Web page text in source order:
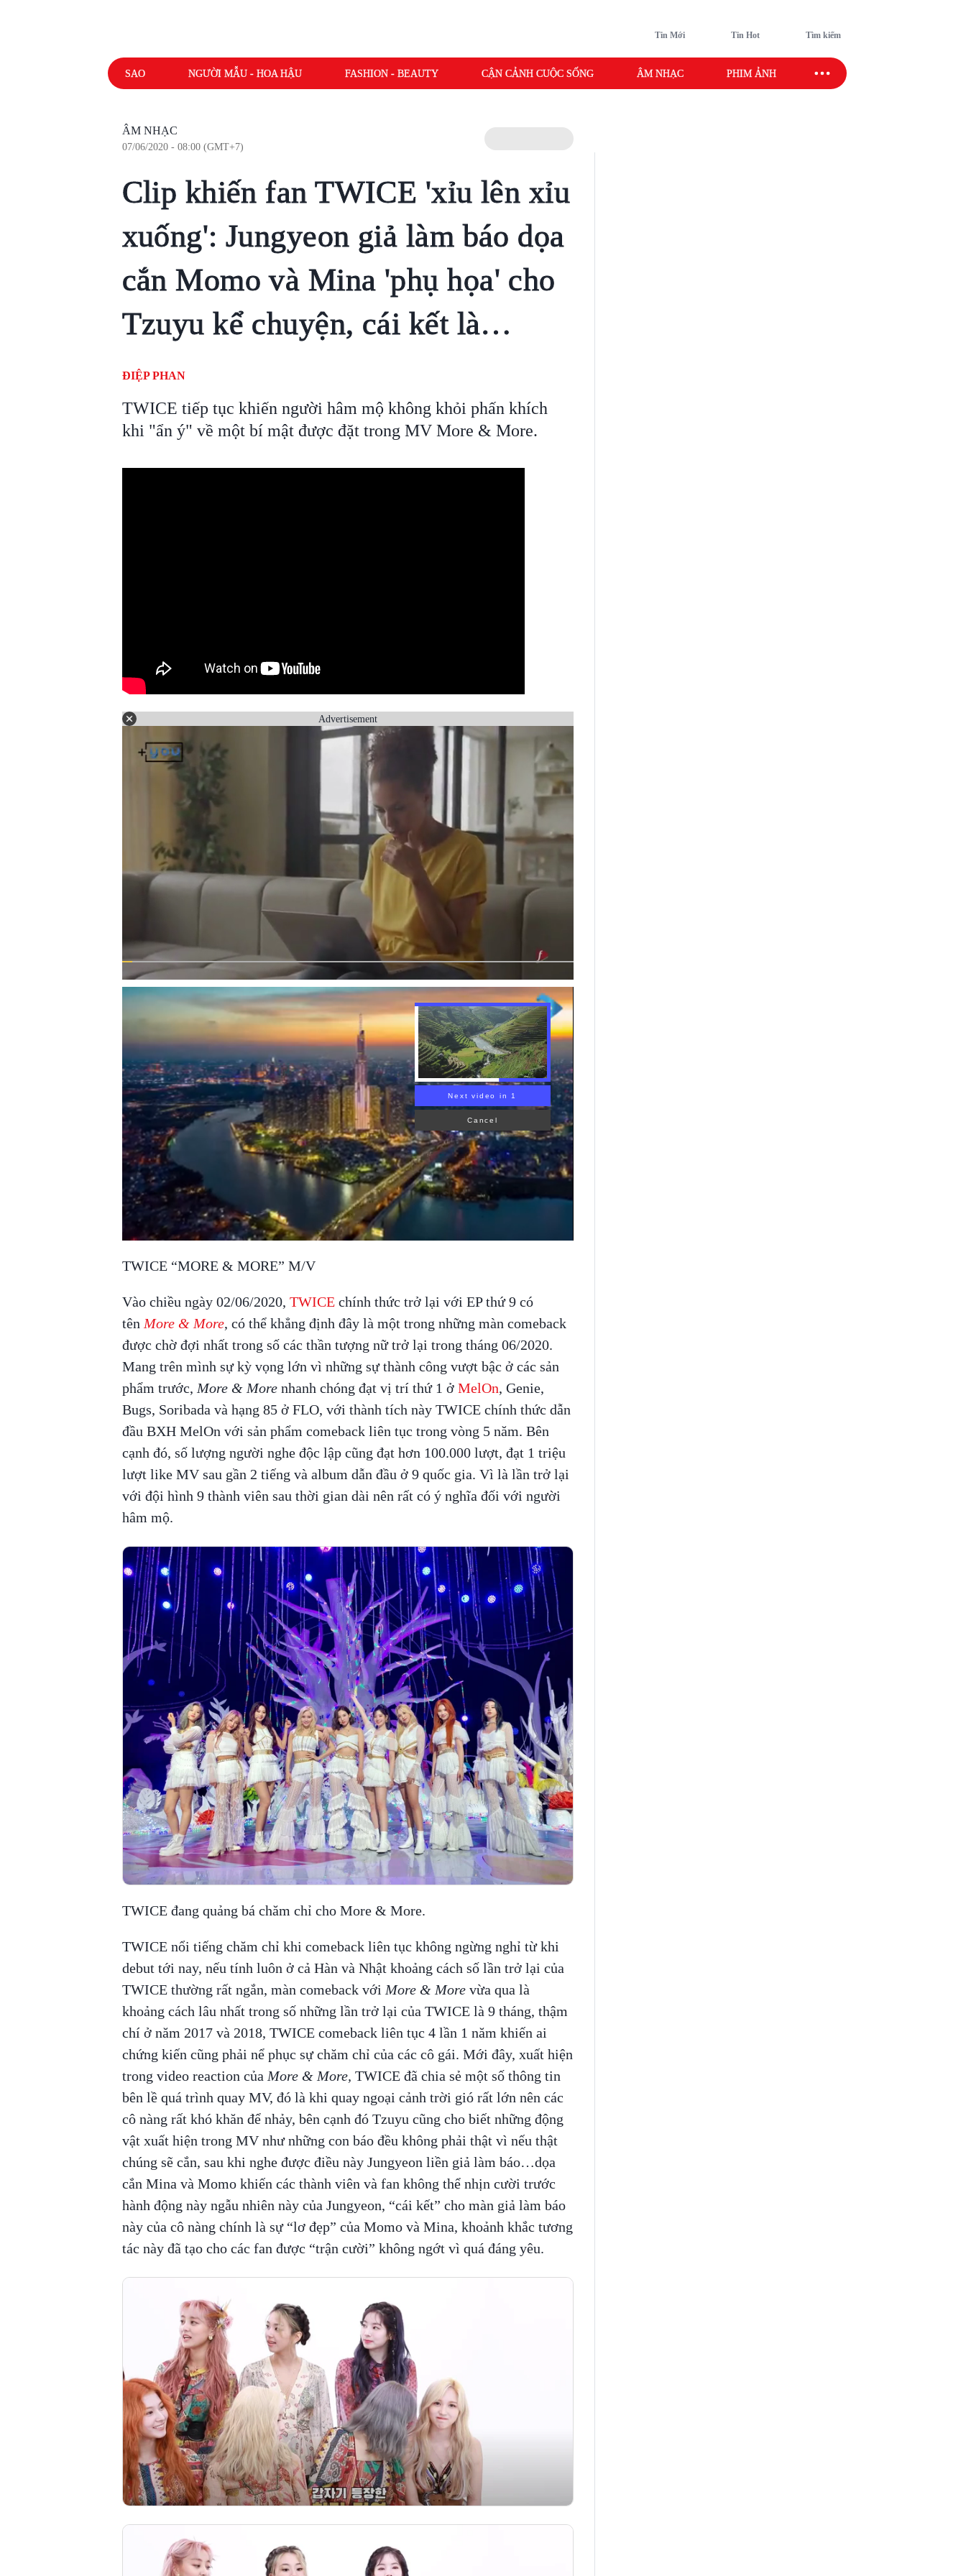
Tin Mới Tin Hot Tìm kiếm
SAO NGƯỜI MẪU - HOA HẬU FASHION - BEAUTY CẬN CẢNH CUỘC SỐNG ÂM NHẠC PHIM ẢNH SAO SPORT
ÂM NHẠC
07/06/2020 - 08:00 (GMT+7)
Clip khiến fan TWICE 'xỉu lên xỉu
xuống': Jungyeon giả làm báo dọa
cắn Momo và Mina 'phụ họa' cho
Tzuyu kể chuyện, cái kết là…
ĐIỆP PHAN
TWICE tiếp tục khiến người hâm mộ không khỏi phấn khích
khi "ẩn ý" về một bí mật được đặt trong MV More & More.
Advertisement
TWICE “MORE & MORE” M/V
Vào chiều ngày 02/06/2020, TWICEchính thức trở lại với EP thứ 9 có
tên More & More, có thể khẳng định đây là một trong những màn comeback
được chờ đợi nhất trong số các thần tượng nữ trở lại trong tháng 06/2020.
Mang trên mình sự kỳ vọng lớn vì những sự thành công vượt bậc ở các sản
phẩm trước, More & Morenhanh chóng đạt vị trí thứ 1 ở MelOn, Genie,
Bugs, Soribada và hạng 85 ở FLO, với thành tích này TWICE chính thức dẫn
đầu BXH MelOn với sản phẩm comeback liên tục trong vòng 5 năm. Bên
cạnh đó, số lượng người nghe độc lập cũng đạt hơn 100.000 lượt, đạt 1 triệu
lượt like MV sau gần 2 tiếng và album dẫn đầu ở 9 quốc gia. Vì là lần trở lại
với đội hình 9 thành viên sau thời gian dài nên rất có ý nghĩa đối với người
hâm mộ.
TWICE đang quảng bá chăm chỉ cho More & More.
TWICE nổi tiếng chăm chỉ khi comeback liên tục không ngừng nghỉ từ khi
debut tới nay, nếu tính luôn ở cả Hàn và Nhật khoảng cách số lần trở lại của
TWICE thường rất ngắn, màn comeback với More & Morevừa qua là
khoảng cách lâu nhất trong số những lần trở lại của TWICE là 9 tháng, thậm
chí ở năm 2017 và 2018, TWICE comeback liên tục 4 lần 1 năm khiến ai
chứng kiến cũng phải nể phục sự chăm chỉ của các cô gái. Mới đây, xuất hiện
trong video reaction của More & More, TWICE đã chia sẻ một số thông tin
bên lề quá trình quay MV, đó là khi quay ngoại cảnh trời gió rất lớn nên các
cô nàng rất khó khăn để nhảy, bên cạnh đó Tzuyu cũng cho biết những động
vật xuất hiện trong MV như những con báo đều không phải thật vì nếu thật
chúng sẽ cắn, sau khi nghe được điều này Jungyeon liền giả làm báo…dọa
cắn Mina và Momo khiến các thành viên và fan không thể nhịn cười trước
hành động này ngẫu nhiên này của Jungyeon, “cái kết” cho màn giả làm báo
này của cô nàng chính là sự “lơ đẹp” của Momo và Mina, khoảnh khắc tương
tác này đã tạo cho các fan được “trận cười” không ngớt vì quá đáng yêu.